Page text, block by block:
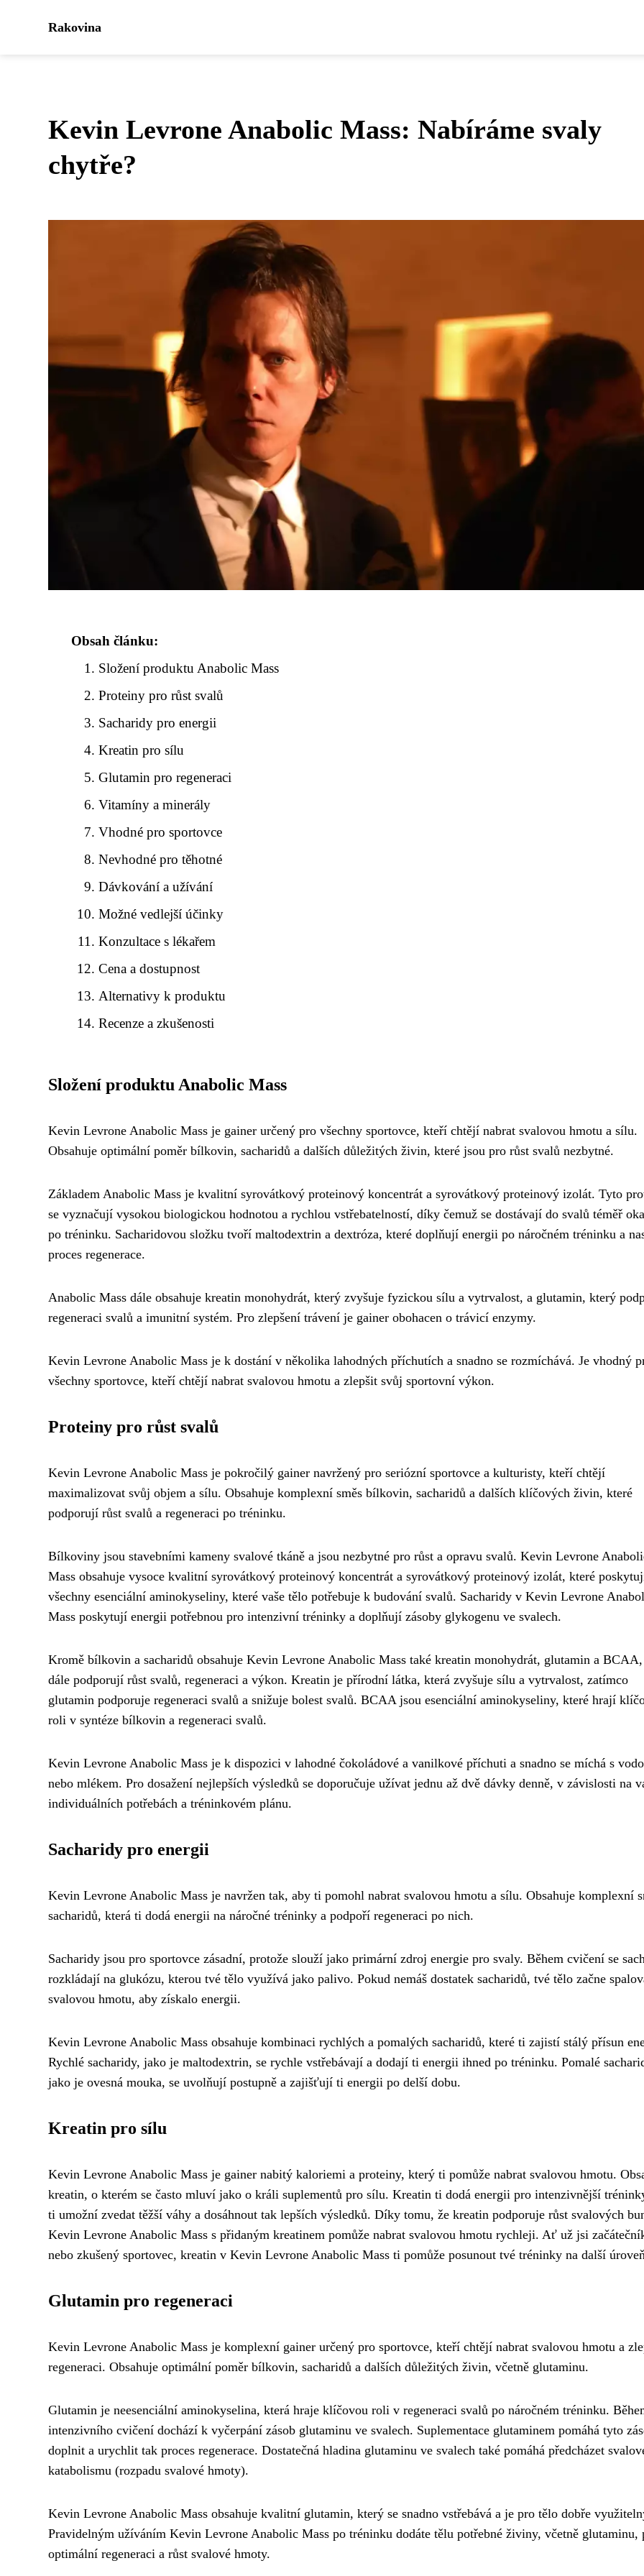
Rakovina
Kevin Levrone Anabolic Mass: Nabíráme svaly
chytře?
Obsah článku:
Složení produktu Anabolic Mass
Proteiny pro růst svalů
Sacharidy pro energii
Kreatin pro sílu
Glutamin pro regeneraci
Vitamíny a minerály
Vhodné pro sportovce
Nevhodné pro těhotné
Dávkování a užívání
Možné vedlejší účinky
Konzultace s lékařem
Cena a dostupnost
Alternativy k produktu
Recenze a zkušenosti
Složení produktu Anabolic Mass
Kevin Levrone Anabolic Mass je gainer určený pro všechny sportovce, kteří chtějí nabrat svalovou hmotu a sílu.
Obsahuje optimální poměr bílkovin, sacharidů a dalších důležitých živin, které jsou pro růst svalů nezbytné.
Základem Anabolic Mass je kvalitní syrovátkový proteinový koncentrát a syrovátkový proteinový izolát. Tyto
se vyznačují vysokou biologickou hodnotou a rychlou vstřebatelností, díky čemuž se dostávají do svalů téměř
po tréninku. Sacharidovou složku tvoří maltodextrin a dextróza, které doplňují energii po náročném tréninku a
proces regenerace.
Anabolic Mass dále obsahuje kreatin monohydrát, který zvyšuje fyzickou sílu a vytrvalost, a glutamin, který
regeneraci svalů a imunitní systém. Pro zlepšení trávení je gainer obohacen o trávicí enzymy.
Kevin Levrone Anabolic Mass je k dostání v několika lahodných příchutích a snadno se rozmíchává. Je vhodný
všechny sportovce, kteří chtějí nabrat svalovou hmotu a zlepšit svůj sportovní výkon.
Proteiny pro růst svalů
Kevin Levrone Anabolic Mass je pokročilý gainer navržený pro seriózní sportovce a kulturisty, kteří chtějí
maximalizovat svůj objem a sílu. Obsahuje komplexní směs bílkovin, sacharidů a dalších klíčových živin, které
podporují růst svalů a regeneraci po tréninku.
Bílkoviny jsou stavebními kameny svalové tkáně a jsou nezbytné pro růst a opravu svalů. Kevin Levrone
Mass obsahuje vysoce kvalitní syrovátkový proteinový koncentrát a syrovátkový proteinový izolát, které
všechny esenciální aminokyseliny, které vaše tělo potřebuje k budování svalů. Sacharidy v Kevin Levrone
Mass poskytují energii potřebnou pro intenzivní tréninky a doplňují zásoby glykogenu ve svalech.
Kromě bílkovin a sacharidů obsahuje Kevin Levrone Anabolic Mass také kreatin monohydrát, glutamin a
dále podporují růst svalů, regeneraci a výkon. Kreatin je přírodní látka, která zvyšuje sílu a vytrvalost, zatímco
glutamin podporuje regeneraci svalů a snižuje bolest svalů. BCAA jsou esenciální aminokyseliny, které hrají
roli v syntéze bílkovin a regeneraci svalů.
Kevin Levrone Anabolic Mass je k dispozici v lahodné čokoládové a vanilkové příchuti a snadno se míchá s
nebo mlékem. Pro dosažení nejlepších výsledků se doporučuje užívat jednu až dvě dávky denně, v závislosti na
individuálních potřebách a tréninkovém plánu.
Sacharidy pro energii
Kevin Levrone Anabolic Mass je navržen tak, aby ti pomohl nabrat svalovou hmotu a sílu. Obsahuje komplexní
sacharidů, která ti dodá energii na náročné tréninky a podpoří regeneraci po nich.
Sacharidy jsou pro sportovce zásadní, protože slouží jako primární zdroj energie pro svaly. Během cvičení se
rozkládají na glukózu, kterou tvé tělo využívá jako palivo. Pokud nemáš dostatek sacharidů, tvé tělo začne
svalovou hmotu, aby získalo energii.
Kevin Levrone Anabolic Mass obsahuje kombinaci rychlých a pomalých sacharidů, které ti zajistí stálý přísun
Rychlé sacharidy, jako je maltodextrin, se rychle vstřebávají a dodají ti energii ihned po tréninku. Pomalé
jako je ovesná mouka, se uvolňují postupně a zajišťují ti energii po delší dobu.
Kreatin pro sílu
Kevin Levrone Anabolic Mass je gainer nabitý kaloriemi a proteiny, který ti pomůže nabrat svalovou hmotu.
kreatin, o kterém se často mluví jako o králi suplementů pro sílu. Kreatin ti dodá energii pro intenzivnější
ti umožní zvedat těžší váhy a dosáhnout tak lepších výsledků. Díky tomu, že kreatin podporuje růst svalových
Kevin Levrone Anabolic Mass s přidaným kreatinem pomůže nabrat svalovou hmotu rychleji. Ať už jsi
nebo zkušený sportovec, kreatin v Kevin Levrone Anabolic Mass ti pomůže posunout tvé tréninky na další
Glutamin pro regeneraci
Kevin Levrone Anabolic Mass je komplexní gainer určený pro sportovce, kteří chtějí nabrat svalovou hmotu a
regeneraci. Obsahuje optimální poměr bílkovin, sacharidů a dalších důležitých živin, včetně glutaminu.
Glutamin je neesenciální aminokyselina, která hraje klíčovou roli v regeneraci svalů po náročném tréninku.
intenzivního cvičení dochází k vyčerpání zásob glutaminu ve svalech. Suplementace glutaminem pomáhá tyto
doplnit a urychlit tak proces regenerace. Dostatečná hladina glutaminu ve svalech také pomáhá předcházet
katabolismu (rozpadu svalové hmoty).
Kevin Levrone Anabolic Mass obsahuje kvalitní glutamin, který se snadno vstřebává a je pro tělo dobře
Pravidelným užíváním Kevin Levrone Anabolic Mass po tréninku dodáte tělu potřebné živiny, včetně glutaminu,
optimální regeneraci a růst svalové hmoty.